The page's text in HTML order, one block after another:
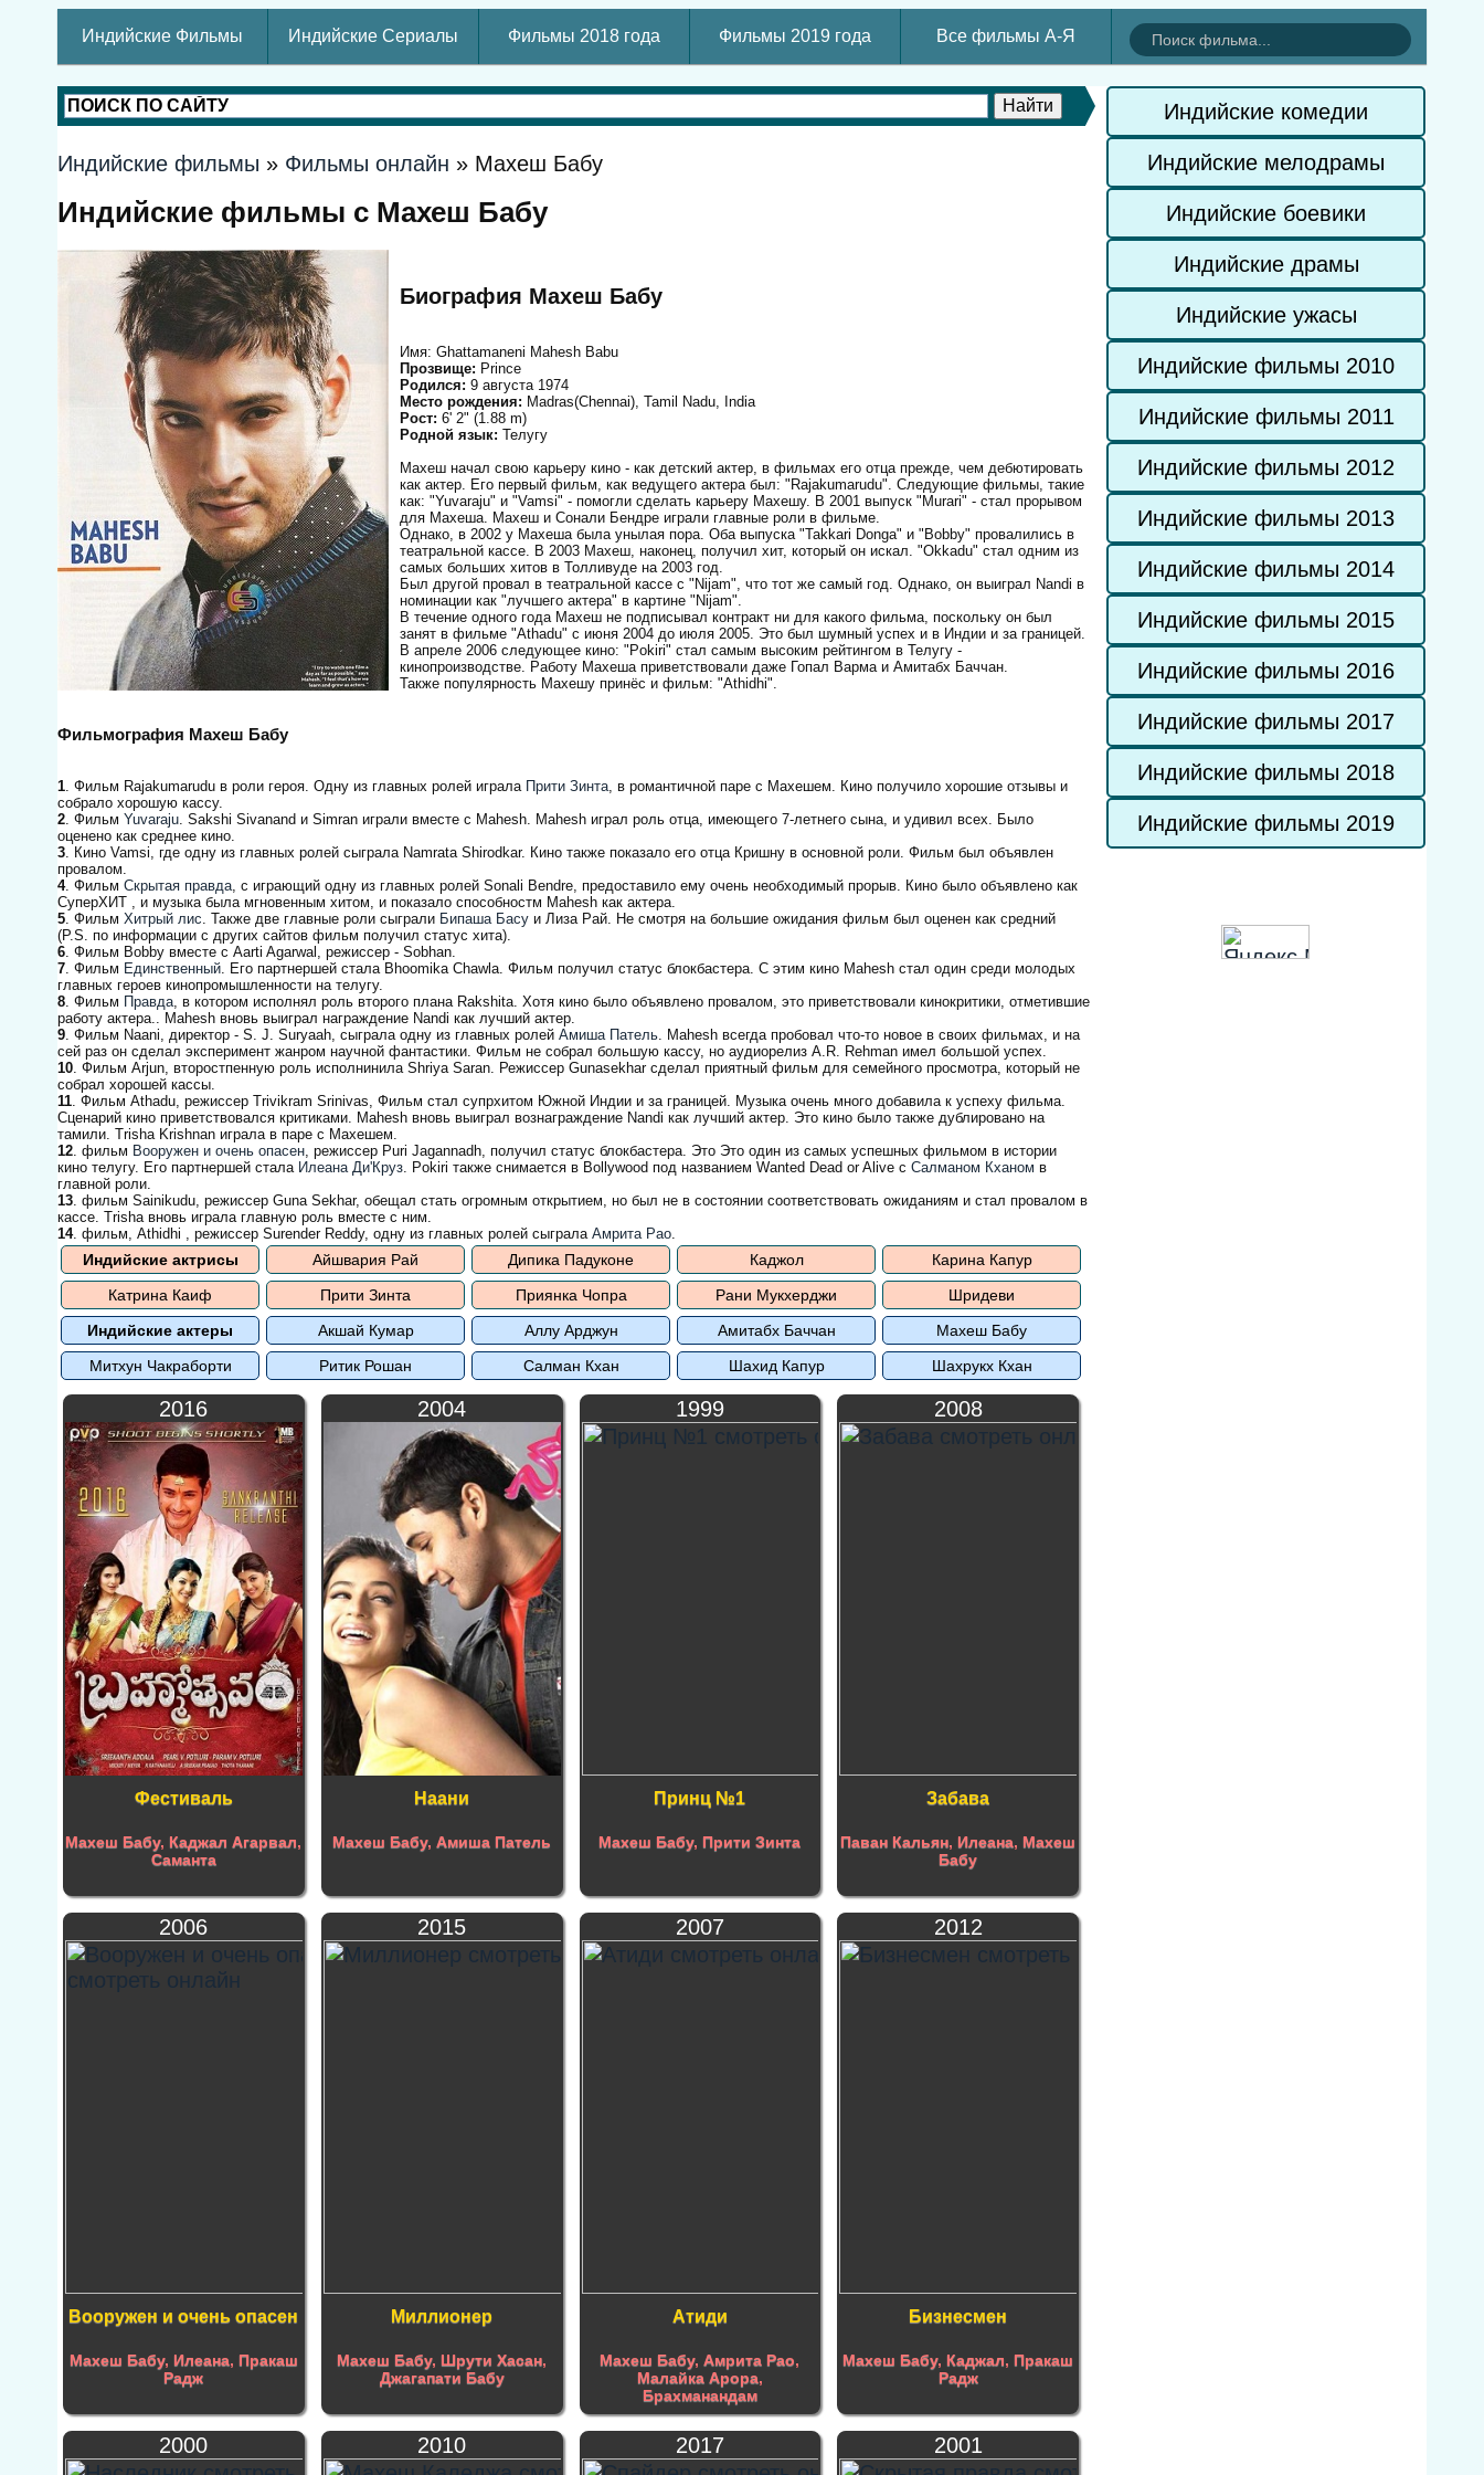
Индийские Фильмы Индийские Сериалы Фильмы 2018 года Фильмы 2019 года Все фильмы А-Я
Индийские фильмы » Фильмы онлайн » Махеш Бабу
Индийские фильмы с Махеш Бабу
Биография Махеш Бабу
Имя: Ghattamaneni Mahesh Babu
Прозвище: Prince
Родился: 9 августа 1974
Место рождения: Madras(Chennai), Tamil Nadu, India
Рост: 6' 2" (1.88 m)
Родной язык: Телугу
Махеш начал свою карьеру кино - как детский актер, в фильмах его отца прежде, чем дебютировать
как актер. Его первый фильм, как ведущего актера был: "Rajakumarudu". Следующие фильмы, такие
как: "Yuvaraju" и "Vamsi" - помогли сделать карьеру Махешу. В 2001 выпуск "Murari" - стал прорывом
для Махеша. Махеш и Сонали Бендре играли главные роли в фильме.
Однако, в 2002 у Махеша была унылая пора. Оба выпуска "Takkari Donga" и "Bobby" провалились в
театральной кассе. В 2003 Махеш, наконец, получил хит, который он искал. "Okkadu" стал одним из
самых больших хитов в Толливуде на 2003 год.
Был другой провал в театральной кассе с "Nijam", что тот же самый год. Однако, он выиграл Nandi в
номинации как "лучшего актера" в картине "Nijam".
В течение одного года Махеш не подписывал контракт ни для какого фильма, поскольку он был
занят в фильме "Athadu" с июня 2004 до июля 2005. Это был шумный успех и в Индии и за границей.
В апреле 2006 следующее кино: "Pokiri" стал самым высоким рейтингом в Телугу -
кинопроизводстве. Работу Махеша приветствовали даже Гопал Варма и Амитабх Баччан.
Также популярность Махешу принёс и фильм: "Athidhi".
Фильмография Махеш Бабу
1 . Фильм Rajakumarudu в роли героя. Одну из главных ролей играла Прити Зинта , в романтичной паре с Махешем. Кино получило хорошие отзывы и
собрало хорошую кассу.
2 . Фильм Yuvaraju . Sakshi Sivanand и Simran играли вместе с Mahesh. Mahesh играл роль отца, имеющего 7-летнего сына, и удивил всех. Было
оценено как среднее кино.
3 . Кино Vamsi, где одну из главных ролей сыграла Namrata Shirodkar. Кино также показало его отца Кришну в основной роли. Фильм был объявлен
провалом.
4. Фильм Скрытая правда , с играющий одну из главных ролей Sonali Bendre, предоставило ему очень необходимый прорыв. Кино было объявлено как
СуперХИТ , и музыка была мгновенным хитом, и показало способностм Mahesh как актера.
5 . Фильм Хитрый лис . Также две главные роли сыграли Бипаша Басу и Лиза Рай. Не смотря на большие ожидания фильм был оценен как средний
(P.S. по информации с других сайтов фильм получил статус хита).
6 . Фильм Bobby вместе с Aarti Agarwal, режиссер - Sobhan.
7 . Фильм Единственный . Его партнершей стала Bhoomika Chawla. Фильм получил статус блокбастера. С этим кино Mahesh стал один среди молодых
главных героев кинопромышленности на телугу.
8 . Фильм Правда , в котором исполнял роль второго плана Rakshita. Хотя кино было объявлено провалом, это приветствовали кинокритики, отметившие
работу актера.. Mahesh вновь выиграл награждение Nandi как лучший актер.
9 . Фильм Naani, директор - S. J. Suryaah, сыграла одну из главных ролей Амиша Патель . Mahesh всегда пробовал что-то новое в своих фильмах, и на
сей раз он сделал эксперимент жанром научной фантастики. Фильм не собрал большую кассу, но аудиорелиз A.R. Rehman имел большой успех.
10 . Фильм Arjun, второстпенную роль исполнинила Shriya Saran. Режиссер Gunasekhar сделал приятный фильм для семейного просмотра, который не
собрал хорошей кассы.
11 . Фильм Athadu, режиссер Trivikram Srinivas, Фильм стал супрхитом Южной Индии и за границей. Музыка очень много добавила к успеху фильма.
Сценарий кино приветствовался критиками. Mahesh вновь выиграл вознаграждение Nandi как лучший актер. Это кино было также дублировано на
тамили. Trisha Krishnan играла в паре с Махешем.
12 . фильм Вооружен и очень опасен , режиссер Puri Jagannadh, получил статус блокбастера. Это Это один из самых успешных фильмом в истории
кино телугу. Его партнершей стала Илеана Ди'Круз . Pokiri также снимается в Bollywood под названием Wanted Dead or Alive с Салманом Кханом в
главной роли.
13 . фильм Sainikudu, режиссер Guna Sekhar, обещал стать огромным открытием, но был не в состоянии соответствовать ожиданиям и стал провалом в
кассе. Trisha вновь играла главную роль вместе с ним.
14. фильм, Athidhi , режиссер Surender Reddy, одну из главных ролей сыграла Амрита Рао
Индийские актрисы Айшвария Рай Дипика Падуконе Каджол
Карина Капур
Катрина Каиф
Прити Зинта Приянка Чопра Рани Мукхерджи
Шридеви
Индийские актеры
Акшай Кумар Аллу Арджун Амитабх Баччан
Махеш Бабу
Митхун Чакраборти
Ритик Рошан Салман Кхан Шахид Капур Шахрукх Кхан
2016
Фестиваль
Махеш Бабу,Каджал Агарвал,
Саманта
2004
Наани
Махеш Бабу,Амиша Патель
1999
Принц №1
Махеш Бабу,Прити Зинта
2008
Забава
Паван Кальян,Илеана,Махеш
Бабу
2006
Вооружен и очень опасен
Махеш Бабу, Илеана, Пракаш
Радж
2015
Миллионер
Махеш Бабу,Шрути Хасан,
Джагапати Бабу
2007
Атиди
Махеш Бабу,Амрита Рао,
Малайка Арора,
Брахманандам
2012
Бизнесмен
Махеш Бабу,Каджал,Пракаш
Радж
2000 2010 2017 2001
Индийские комедии
Индийские мелодрамы
Индийские боевики
Индийские драмы
Индийские ужасы
Индийские фильмы 2010
Индийские фильмы 2011
Индийские фильмы 2012
Индийские фильмы 2013
Индийские фильмы 2014
Индийские фильмы 2015
Индийские фильмы 2016
Индийские фильмы 2017
Индийские фильмы 2018
Индийские фильмы 2019